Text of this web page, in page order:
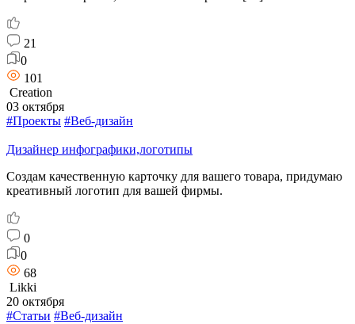
21
0
101
Creation
03 октября
#Проекты #Веб-дизайн
Дизайнер инфографики,логотипы
Создам качественную карточку для вашего товара, придумаю
креативный логотип для вашей фирмы.
0
0
68
Likki
20 октября
#Статьи #Веб-дизайн